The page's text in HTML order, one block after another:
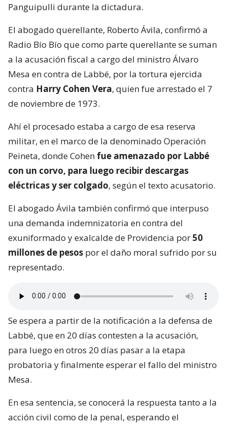
Panguipulli durante la dictadura.
El abogado querellante, Roberto Ávila, confirmó a
Radio Bío Bío que como parte querellante se suman
a la acusación fiscal a cargo del ministro Álvaro
Mesa en contra de Labbé, por la tortura ejercida
contra Harry Cohen Vera, quien fue arrestado el 7
de noviembre de 1973.
Ahí el procesado estaba a cargo de esa reserva
militar, en el marco de la denominado Operación
Peineta, donde Cohen fue amenazado por Labbé
con un corvo, para luego recibir descargas
eléctricas y ser colgado, según el texto acusatorio.
El abogado Ávila también confirmó que interpuso
una demanda indemnizatoria en contra del
exuniformado y exalcalde de Providencia por50
millones de pesos por el daño moral sufrido por su
representado.
Se espera a partir de la notificación a la defensa de
Labbé, que en 20 días contesten a la acusación,
para luego en otros 20 días pasar a la etapa
probatoria y finalmente esperar el fallo del ministro
Mesa.
En esa sentencia, se conocerá la respuesta tanto a la
acción civil como de la penal, esperando el